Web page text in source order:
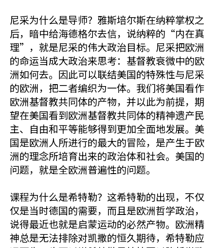
尼采为什么是导师？雅斯培尔斯在纳粹掌权之
后，暗中给海德格尔去信，说纳粹的“内在真
理”，就是尼采的伟大政治目标。尼采把欧洲
的命运当成大政治来思考：基督教衰微中的欧
洲如何去。因此可以联结美国的特殊性与尼采
的欧洲，把二者编织为一体。我们将美国看作
欧洲基督教共同体的产物，并以此为前提，期
望在美国看到欧洲基督教共同体的精神遗产民
主、自由和平等能够得到更加全面地发展。美
国是欧洲人所进行的最大的冒险，是产生于欧
洲的理念所培育出来的政治体和社会。美国的
问题，就是全欧洲普遍性的问题。
课程为什么是希特勒？这希特勒的出现，不仅
仅是当时德国的需要，而且是欧洲哲学政治，
说得最近也就是启蒙运动的必然产物。欧洲精
神总是无法排除对凯撒的恒久期待，希特勒应